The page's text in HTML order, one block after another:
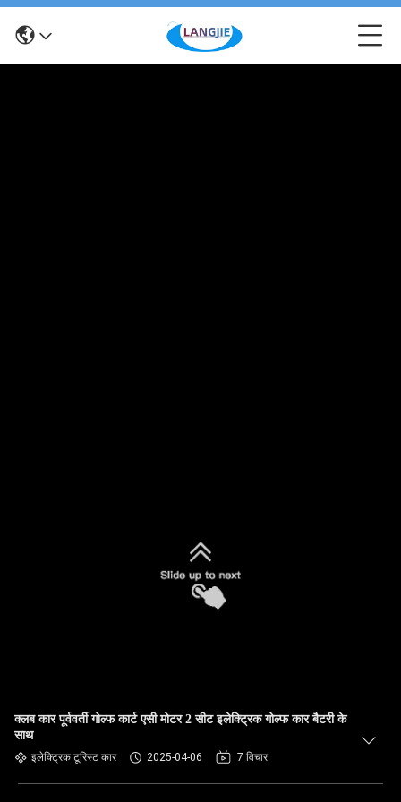
क्लब कार पूर्ववर्ती गोल्फ कार्ट एसी मोटर 2 सीट इलेक्ट्रिक गोल्फ कार बैटरी के
साथ
इलेक्ट्रिक टूरिस्ट कार 2025-04-06 7 विचार